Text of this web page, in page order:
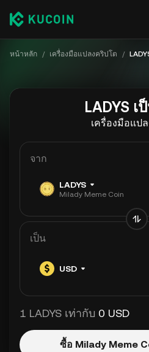
หน้าหลัก / เครื่องมือแปลงคริปโต /
LADYS เ
เครื่องมือแป
จาก
LADYS
Milady Meme Coin
เป็น
USD
1 LADYS เท่ากับ 0 USD
ซื้อ Milady Meme